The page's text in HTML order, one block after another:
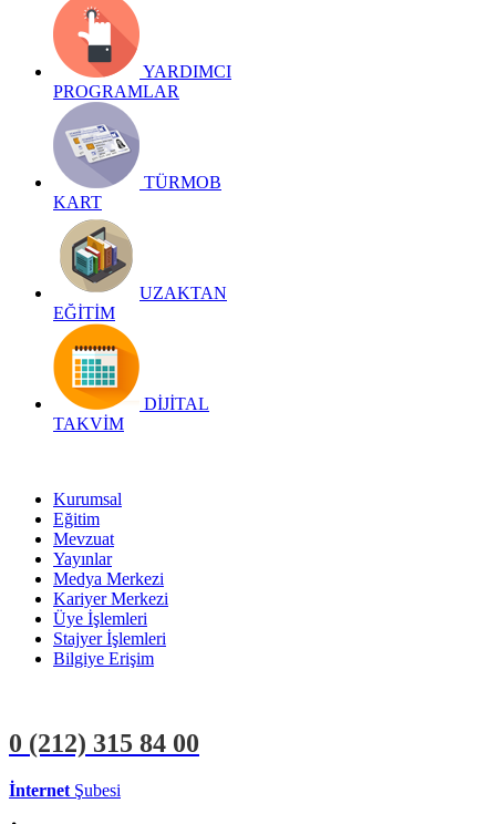
YARDIMCI
PROGRAMLAR
TÜRMOB
KART
UZAKTAN
EĞİTİM
DİJİTAL
TAKVİM
Kurumsal
Eğitim
Mevzuat
Yayınlar
Medya Merkezi
Kariyer Merkezi
Üye İşlemleri
Stajyer İşlemleri
Bilgiye Erişim
0 (212) 315 84 00
İnternet Şubesi